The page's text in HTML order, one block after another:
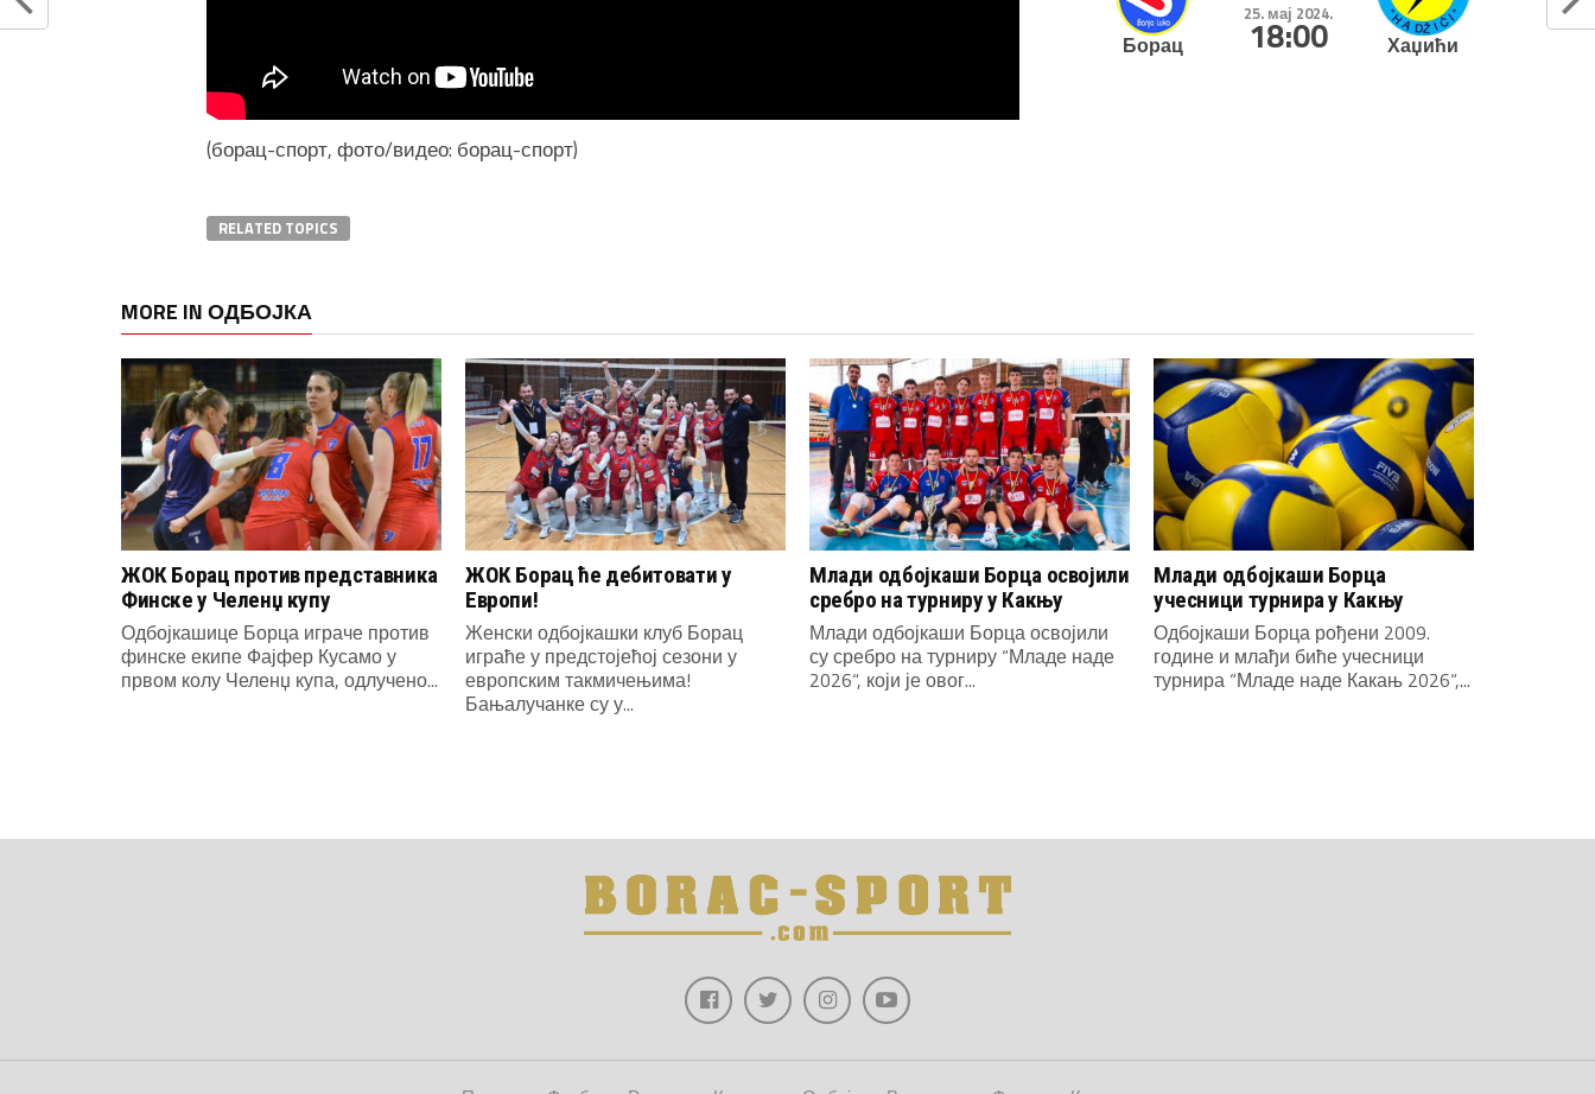
(борац-спорт, фото/видео: борац-спорт)
RELATED TOPICS
Борац
25. мај 2024.
18:00 Хаџићи
MORE IN ОДБОЈКА
ЖОК Борац против представника
Финске у Челенџ купу
Одбојкашице Борца играче против
финске екипе Фајфер Кусамо у
првом колу Челенџ купа, одлучено...
ЖОК Борац ће дебитовати у
Европи!
Женски одбојкашки клуб Борац
играће у предстојећој сезони у
европским такмичењима!
Бањалучанке су у...
Млади одбојкаши Борца освојили
сребро на турниру у Какњу
Млади одбојкаши Борца освојили
су сребро на турниру “Младе наде
2026“, који је овог...
Млади одбојкаши Борца
учесници турнира у Какњу
Одбојкаши Борца рођени 2009.
године и млађи биће учесници
турнира “Младе наде Какањ 2026“,...